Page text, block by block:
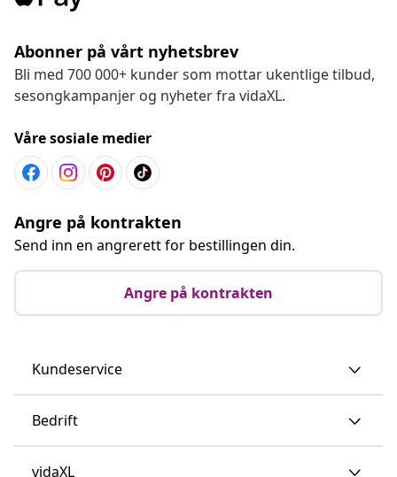
Abonner på vårt nyhetsbrev
Bli med 700 000+ kunder som mottar ukentlige tilbud,
sesongkampanjer og nyheter fra vidaXL.
Våre sosiale medier
Angre på kontrakten
Send inn en angrerett for bestillingen din.
Angre på kontrakten
Kundeservice
Bedrift
vidaXL